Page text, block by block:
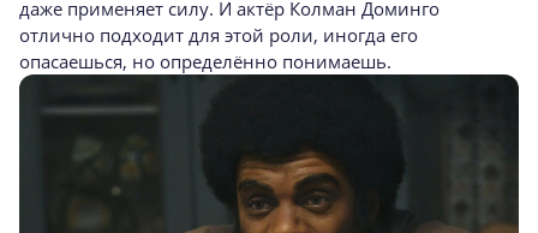
даже применяет силу. И актёр Колман Доминго
отлично подходит для этой роли, иногда его
опасаешься, но определённо понимаешь.